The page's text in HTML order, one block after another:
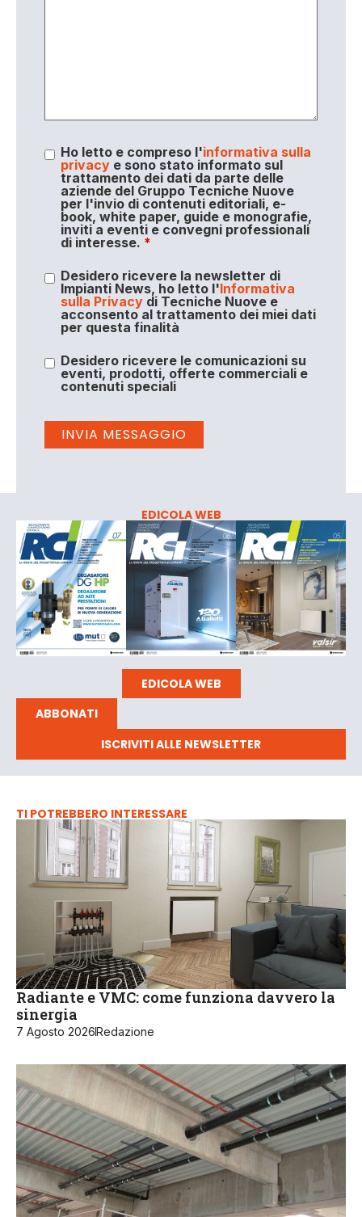
Ho letto e compreso l'informativa sulla
privacye sono stato informato sul
trattamento dei dati da parte delle
aziende del Gruppo Tecniche Nuove
per l'invio di contenuti editoriali, e-
book, white paper, guide e monografie,
inviti a eventi e convegni professionali
di interesse. *
Desidero ricevere la newsletter di
Impianti News, ho letto l'Informativa
sulla Privacydi Tecniche Nuove e
acconsento al trattamento dei miei dati
per questa finalità
Desidero ricevere le comunicazioni su
eventi, prodotti, offerte commerciali e
contenuti speciali
EDICOLA WEB
EDICOLA WEB
ABBONATI
ISCRIVITI ALLE NEWSLETTER
TI POTREBBERO INTERESSARE
Radiante e VMC: come funziona davvero la
sinergia
7 Agosto 2026Redazione